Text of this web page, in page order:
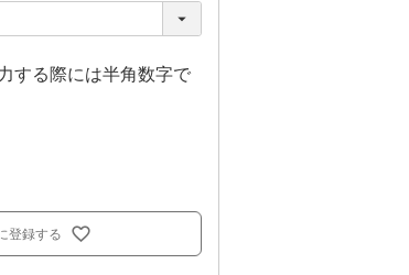
する際には半角数字で
登録する